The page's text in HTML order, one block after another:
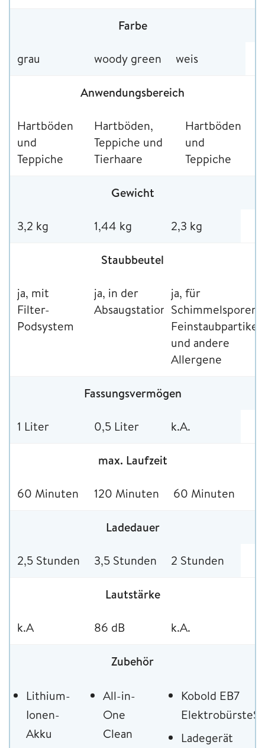
Farbe
grau woody green weis
Anwendungsbereich
Hartböden
und
Teppiche
Hartböden,
Teppiche und
Tierhaare
Hartböden
und
Teppiche
Gewicht
3,2 kg 1,44 kg 2,3 kg
Staubbeutel
ja, mit
Filter-
Podsystem
ja, in der
Absaugstation
ja, für
Schimmelsporen,
Feinstaubpartikel
und andere
Allergene
Fassungsvermögen
1 Liter 0,5 Liter k.A.
max. Laufzeit
60 Minuten 120 Minuten 60 Minuten
Ladedauer
2,5 Stunden 3,5 Stunden 2 Stunden
Lautstärke
k.A 86 dB k.A.
Zubehör
Lithium-
Ionen-
Akku
All-in-
One
Clean
Kobold EB7
Ladegerät